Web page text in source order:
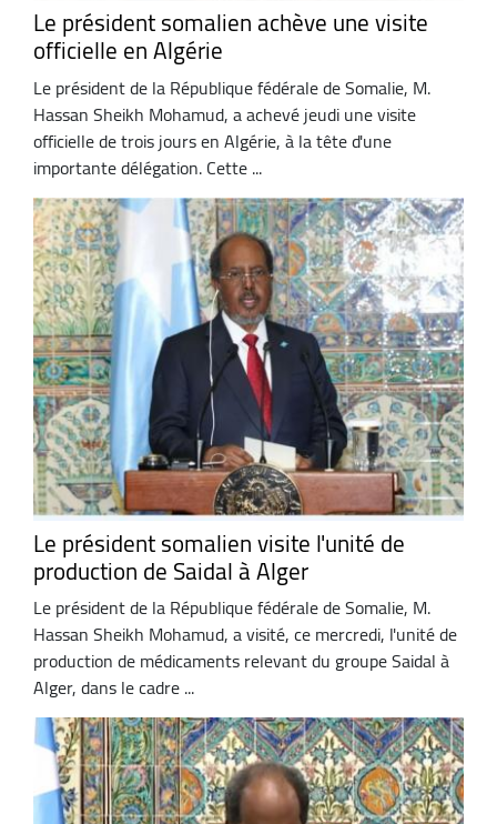
Le président somalien achève une visite
officielle en Algérie
Le président de la République fédérale de Somalie, M.
Hassan Sheikh Mohamud, a achevé jeudi une visite
officielle de trois jours en Algérie, à la tête d'une
importante délégation. Cette ...
Le président somalien visite l'unité de
production de Saidal à Alger
Le président de la République fédérale de Somalie, M.
Hassan Sheikh Mohamud, a visité, ce mercredi, l'unité de
production de médicaments relevant du groupe Saidal à
Alger, dans le cadre ...